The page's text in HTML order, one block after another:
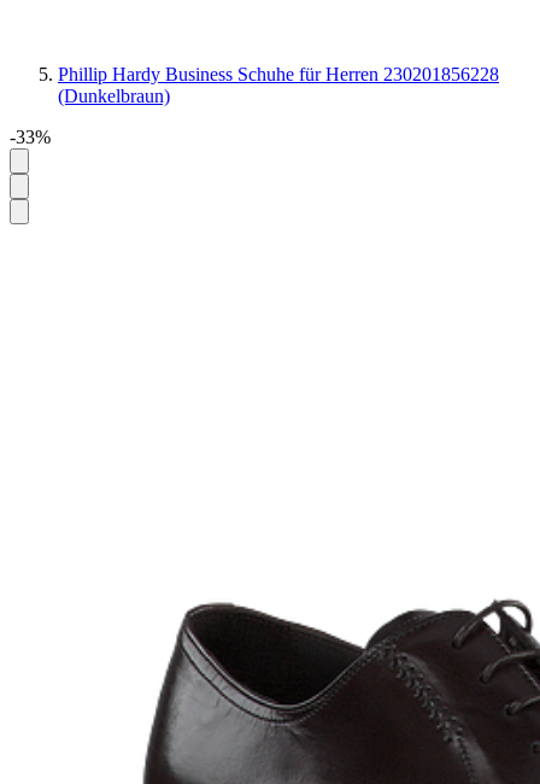
Phillip Hardy Business Schuhe für Herren 230201856228
(Dunkelbraun)
-33%